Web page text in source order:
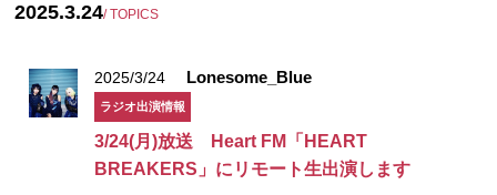
2025.3.24/ TOPICS
2025/3/24 Lonesome_Blue
ラジオ出演情報
3/24(月)放送 Heart FM「HEART
BREAKERS」にリモート生出演します